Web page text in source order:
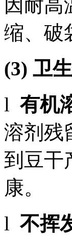
因耐高
缩、破
(3) 卫
l 有机
溶剂残
到豆干
康。
l 不挥